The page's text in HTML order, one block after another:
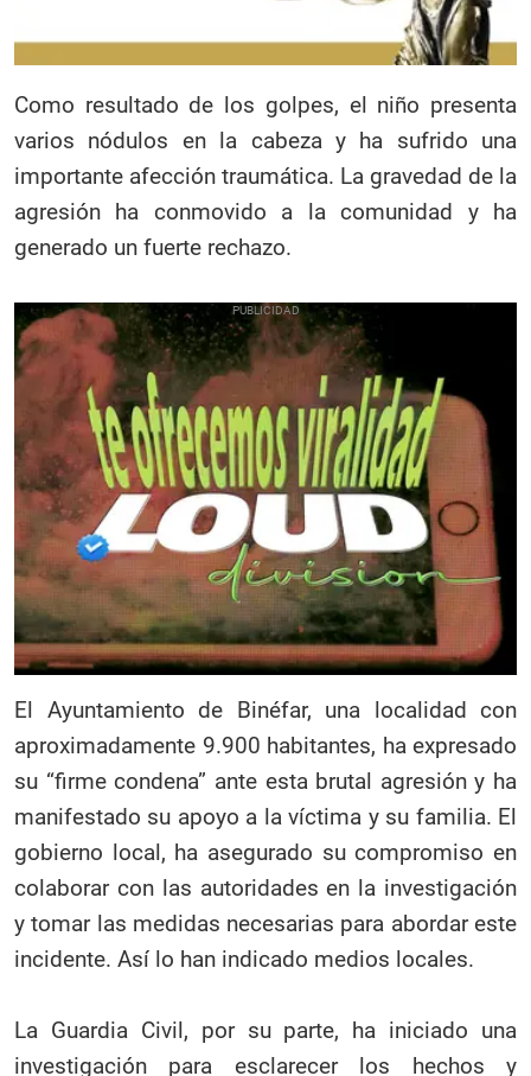
Como resultado de los golpes, el niño presenta
varios nódulos en la cabeza y ha sufrido una
importante afección traumática. La gravedad de la
agresión ha conmovido a la comunidad y ha
generado un fuerte rechazo.
El Ayuntamiento de Binéfar, una localidad con
aproximadamente 9.900 habitantes, ha expresado
su “firme condena” ante esta brutal agresión y ha
manifestado su apoyo a la víctima y su familia. El
gobierno local, ha asegurado su compromiso en
colaborar con las autoridades en la investigación
y tomar las medidas necesarias para abordar este
incidente. Así lo han indicado medios locales.
La Guardia Civil, por su parte, ha iniciado una
investigación para esclarecer los hechos y